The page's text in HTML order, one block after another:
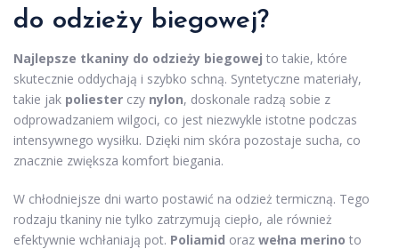
do odzieży biegowej?
Najlepsze tkaniny do odzieży biegowej to takie, które
skutecznie oddychają i szybko schną. Syntetyczne materiały,
takie jak poliester czy nylon, doskonale radzą sobie z
odprowadzaniem wilgoci, co jest niezwykle istotne podczas
intensywnego wysiłku. Dzięki nim skóra pozostaje sucha, co
znacznie zwiększa komfort biegania.
W chłodniejsze dni warto postawić na odzież termiczną. Tego
rodzaju tkaniny nie tylko zatrzymują ciepło, ale również
efektywnie wchłaniają pot. Poliamid oraz wełna merino to